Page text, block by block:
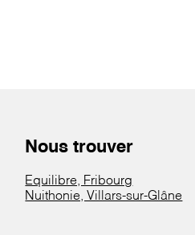
Nous trouver
Equilibre, Fribourg
Nuithonie, Villars-sur-Glâne